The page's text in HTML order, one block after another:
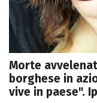
Morte
borghese in
vive in paese".